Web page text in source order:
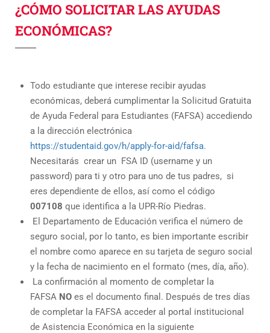
¿CÓMO SOLICITAR LAS AYUDAS
ECONÓMICAS?
Todo estudiante que interese recibir ayudas
económicas, deberá cumplimentar la Solicitud Gratuita
de Ayuda Federal para Estudiantes (FAFSA) accediendo
a la dirección electrónica
https://studentaid.gov/h/apply-for-aid/fafsa.
Necesitarás crear un FSA ID (username y un
password) para ti y otro para uno de tus padres, si
eres dependiente de ellos, así como el código
007108 que identifica a la UPR-Río Piedras.
El Departamento de Educación verifica el número de
seguro social, por lo tanto, es bien importante escribir
el nombre como aparece en su tarjeta de seguro social
y la fecha de nacimiento en el formato (mes, día, año).
La confirmación al momento de completar la
FAFSA NO es el documento final. Después de tres días
de completar la FAFSA acceder al portal institucional
de Asistencia Económica en la siguiente